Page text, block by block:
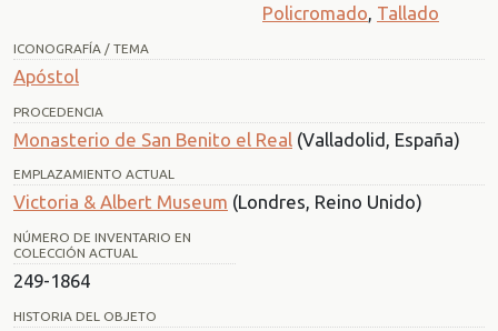
Policromado, Tallado
ICONOGRAFÍA / TEMA
Apóstol
PROCEDENCIA
Monasterio de San Benito el Real (Valladolid, España)
EMPLAZAMIENTO ACTUAL
Victoria & Albert Museum (Londres, Reino Unido)
NÚMERO DE INVENTARIO EN
COLECCIÓN ACTUAL
249-1864
HISTORIA DEL OBJETO